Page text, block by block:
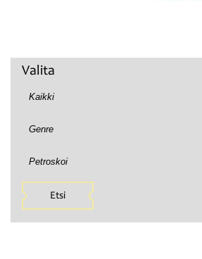
Valita
Kaikki
Genre
Petroskoi
Etsi